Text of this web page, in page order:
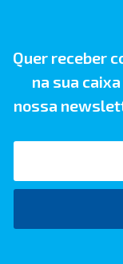
Quer receber
na sua
nossa